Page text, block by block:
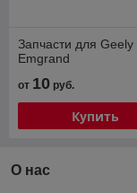
Запчасти для Geely
Emgrand
от 10 руб.
Купить
О нас